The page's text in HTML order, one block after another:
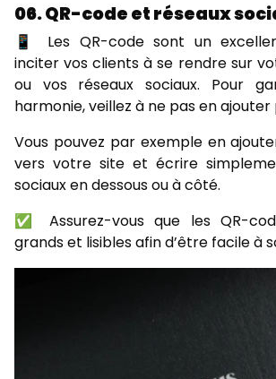
06. QR-code et réseaux
📱 Les QR-code sont un
inciter vos clients à se rendre sur
ou vos réseaux sociaux. Pour
harmonie, veillez à ne pas en ajouter
Vous pouvez par exemple en
vers votre site et écrire
sociaux en dessous ou à côté.
✅ Assurez-vous que les QR-
grands et lisibles afin d’être facile à